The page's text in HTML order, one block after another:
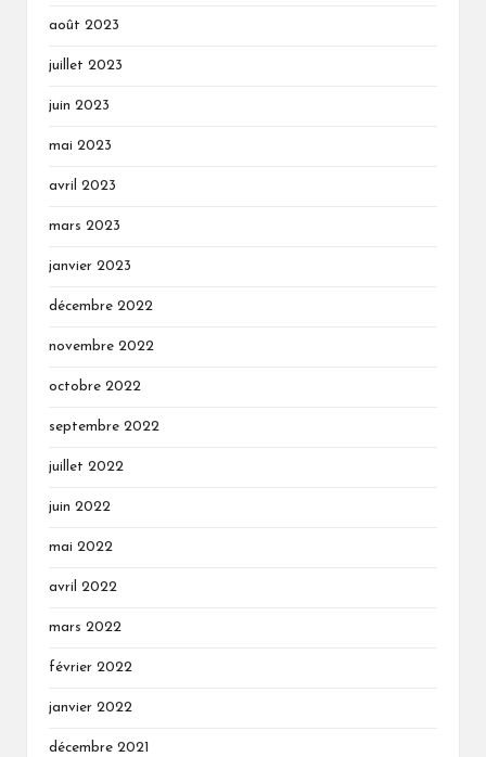
août 2023
juillet 2023
juin 2023
mai 2023
avril 2023
mars 2023
janvier 2023
décembre 2022
novembre 2022
octobre 2022
septembre 2022
juillet 2022
juin 2022
mai 2022
avril 2022
mars 2022
février 2022
janvier 2022
décembre 2021